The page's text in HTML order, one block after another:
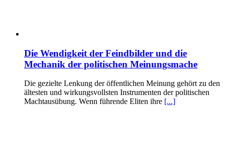
Die Wendigkeit der Feindbilder und die
Mechanik der politischen Meinungsmache
Die gezielte Lenkung der öffentlichen Meinung gehört zu den
ältesten und wirkungsvollsten Instrumenten der politischen
Machtausübung. Wenn führende Eliten ihre [...]